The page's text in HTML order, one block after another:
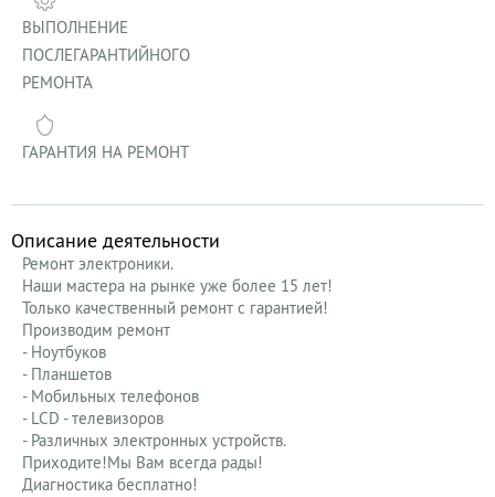
ВЫПОЛНЕНИЕ
ПОСЛЕГАРАНТИЙНОГО
РЕМОНТА
ГАРАНТИЯ НА РЕМОНТ
Описание деятельности
Ремонт электроники.
Наши мастера на рынке уже более 15 лет!
Только качественный ремонт с гарантией!
Производим ремонт
- Ноутбуков
- Планшетов
- Мобильных телефонов
- LCD - телевизоров
- Различных электронных устройств.
Приходите!Мы Вам всегда рады!
Диагностика бесплатно!